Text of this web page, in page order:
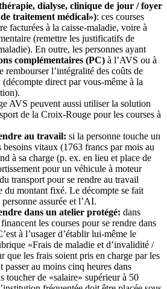
dialyse, clinique de jour / foyer
traitement médical»): ces courses
facturées à la caisse-maladie, voire à
(remettre les justificatifs de
En outre, les personnes ayant
complémentaires (PC) à l’AVS ou à
rembourser l’intégralité des coûts de
direct par vous-même à la
AVS peuvent aussi utiliser la solution
de la Croix-Rouge pour les courses à
au travail: si la personne touche un
besoins vitaux (1763 francs par mois au
à sa charge (p. ex. en lieu et place de
pour un véhicule à moteur
transport pour se rendre au travail
du montant fixé. Le décompte se fait
assurée et l’AI.
dans un atelier protégé: dans
les courses pour se rendre dans
à l’usager d’établir lui-même le
«Frais de maladie et d’invalidité /
que les frais soient pris en charge par les
passer au moins cinq heures dans
toucher de «salaire» supérieur à 50